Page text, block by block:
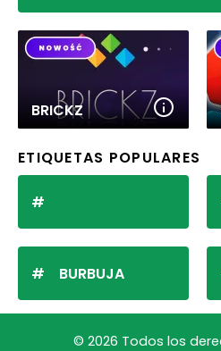
BRICKZ
ETIQUETAS POPULARES
BURBUJA
© 2026 Todos los